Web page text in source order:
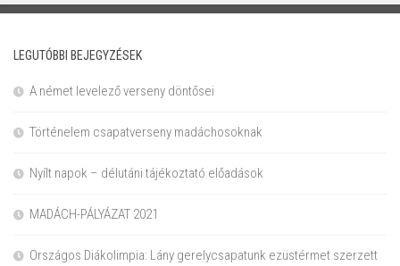
LEGUTÓBBI BEJEGYZÉSEK
A német levelező verseny döntősei
Történelem csapatverseny madáchosoknak
Nyílt napok – délutáni tájékoztató előadások
MADÁCH-PÁLYÁZAT 2021
Országos Diákolimpia: Lány gerelycsapatunk ezüstérmet szerzett